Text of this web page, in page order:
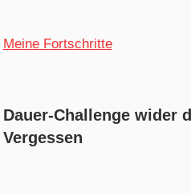
Meine Fortschritte
Dauer-Challenge wider
Vergessen